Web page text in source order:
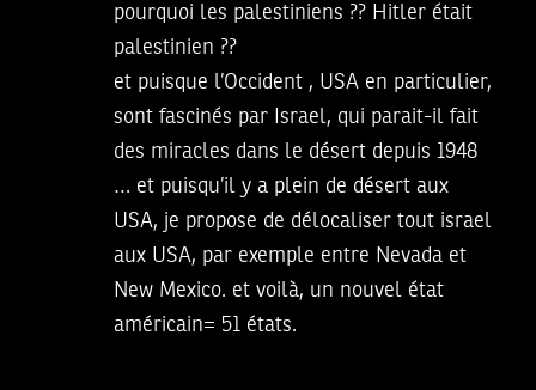
pourquoi les palestiniens ?? Hitler était
palestinien ??
et puisque l’Occident , USA en particulier,
sont fascinés par Israel, qui parait-il fait
des miracles dans le désert depuis 1948
… et puisqu’il y a plein de désert aux
USA, je propose de délocaliser tout israel
aux USA, par exemple entre Nevada et
New Mexico. et voilà, un nouvel état
américain= 51 états.